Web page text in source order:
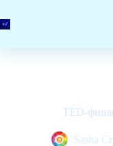
к
сути
TED-
Sasha